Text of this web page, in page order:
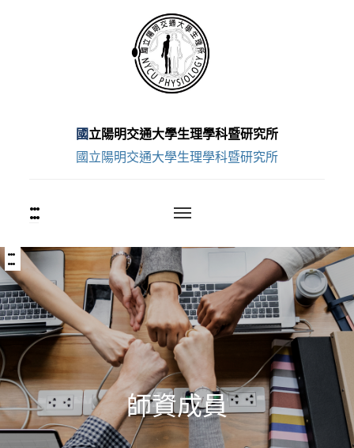
國立陽明交通大學生理學科暨研究所
國立陽明交通大學生理學科暨研究所
:::上
方
區
塊
:::中
央
內
容
區
塊
師資成員